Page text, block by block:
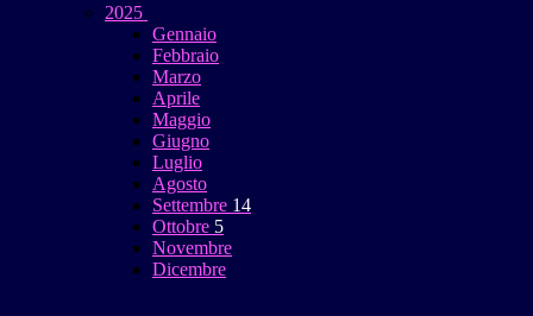
2025
Gennaio
Febbraio
Marzo
Aprile
Maggio
Giugno
Luglio
Agosto
Settembre 14
Ottobre 5
Novembre
Dicembre